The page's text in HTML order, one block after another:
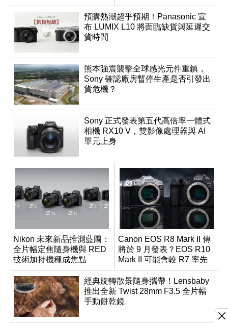
調編輯
預購熱潮超乎預期！Panasonic 宣
布 LUMIX L10 將面臨缺貨與延遲交
貨時間
熊本強震襲擊全球感光元件重鎮，
Sony 確認廠房暫停生產是否引發出
貨危機？
Sony 正式發表第五代高倍率一體式
相機 RX10 V，雙影像處理器與 AI
單元上身
Nikon 未來新品推測藍圖：
全片幅定焦隨身機與 RED
技術加持機種成焦點
Canon EOS R8 Mark II 傳
將於 9 月發表？EOS R10
Mark II 可能會較 R7 率先
推出
經典旋轉散景隨身攜帶！Lensbaby
推出全新 Twist 28mm F3.5 全片幅
手動餅乾鏡